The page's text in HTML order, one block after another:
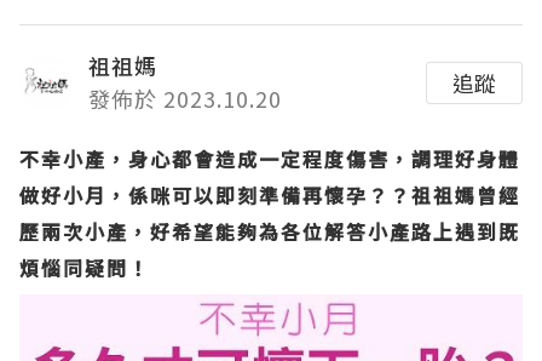
祖祖媽
發佈於 2023.10.20
追蹤
不幸小產，身心都會造成一定程度傷害，調理好身體
做好小月，係咪可以即刻準備再懷孕？？祖祖媽曾經
歷兩次小產，好希望能夠為各位解答小產路上遇到既
煩惱同疑問！